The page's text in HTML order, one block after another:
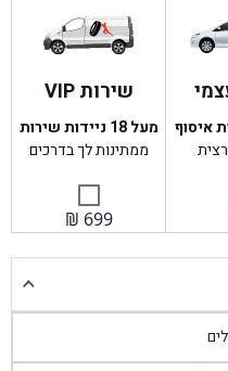
איסוף
שירות VIP
מעל 18 ניידות שירות
ממתינות לך בדרכים
₪ 699